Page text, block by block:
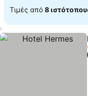
Τιμές από 8